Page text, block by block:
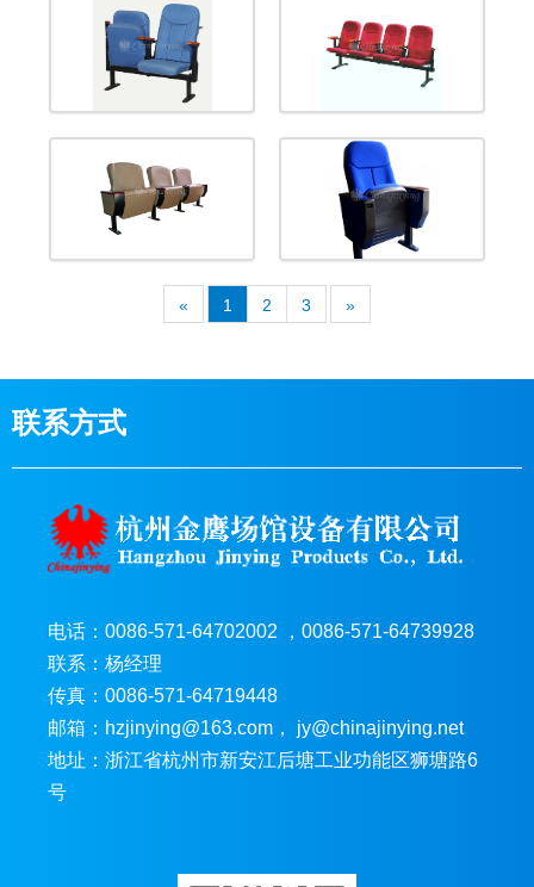
« 1 2 3 »
联系方式
电话：0086-571-64702002 ，0086-571-64739928
联系：杨经理
传真：0086-571-64719448
邮箱：hzjinying@163.com， jy@chinajinying.net
地址：浙江省杭州市新安江后塘工业功能区狮塘路6
号